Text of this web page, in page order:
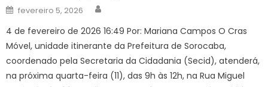
Posted
on
fevereiro 5, 2026
4 de fevereiro de 2026 16:49 Por: Mariana Campos O Cras
Móvel, unidade itinerante da Prefeitura de Sorocaba,
coordenado pela Secretaria da Cidadania (Secid), atenderá,
na próxima quarta-feira (11), das 9h às 12h, na Rua Miguel